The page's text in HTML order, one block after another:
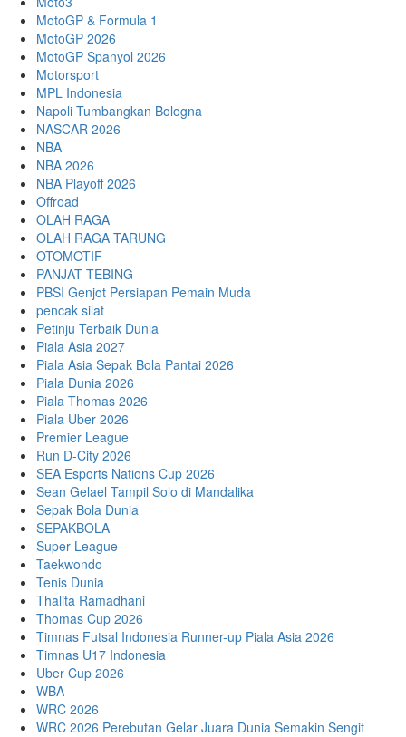
MotoGP & Formula 1
MotoGP 2026
MotoGP Spanyol 2026
Motorsport
MPL Indonesia
Napoli Tumbangkan Bologna
NASCAR 2026
NBA
NBA 2026
NBA Playoff 2026
Offroad
OLAH RAGA
OLAH RAGA TARUNG
OTOMOTIF
PANJAT TEBING
PBSI Genjot Persiapan Pemain Muda
pencak silat
Petinju Terbaik Dunia
Piala Asia 2027
Piala Asia Sepak Bola Pantai 2026
Piala Dunia 2026
Piala Thomas 2026
Piala Uber 2026
Premier League
Run D-City 2026
SEA Esports Nations Cup 2026
Sean Gelael Tampil Solo di Mandalika
Sepak Bola Dunia
SEPAKBOLA
Super League
Taekwondo
Tenis Dunia
Thalita Ramadhani
Thomas Cup 2026
Timnas Futsal Indonesia Runner-up Piala Asia 2026
Timnas U17 Indonesia
Uber Cup 2026
WBA
WRC 2026
WRC 2026 Perebutan Gelar Juara Dunia Semakin Sengit